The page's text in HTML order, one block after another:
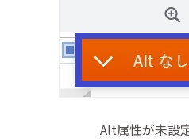
Alt属性が未設